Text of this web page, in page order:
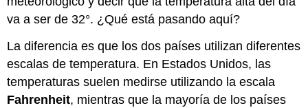
va a ser de 32°. ¿Qué está pasando aquí?
La diferencia es que los dos países utilizan diferentes
escalas de temperatura. En Estados Unidos, las
temperaturas suelen medirse utilizando la escala
Fahrenheit, mientras que la mayoría de los países